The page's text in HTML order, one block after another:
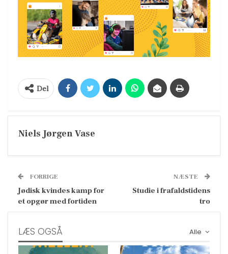
Del
Niels Jørgen Vase
FORRIGE
Jødisk kvindes kamp for
et opgør med fortiden
NÆSTE
Studie i frafaldstidens
tro
Alle
LÆS OGSÅ